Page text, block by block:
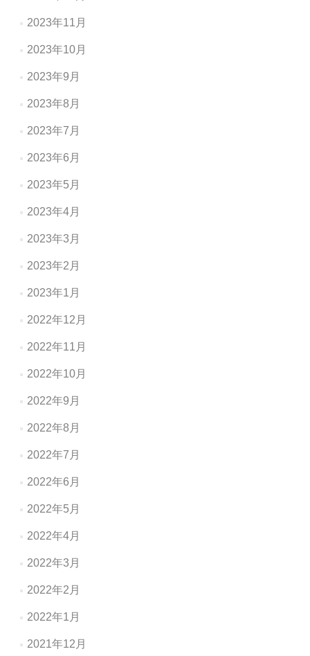
2023年11月
2023年10月
2023年9月
2023年8月
2023年7月
2023年6月
2023年5月
2023年4月
2023年3月
2023年2月
2023年1月
2022年12月
2022年11月
2022年10月
2022年9月
2022年8月
2022年7月
2022年6月
2022年5月
2022年4月
2022年3月
2022年2月
2022年1月
2021年12月